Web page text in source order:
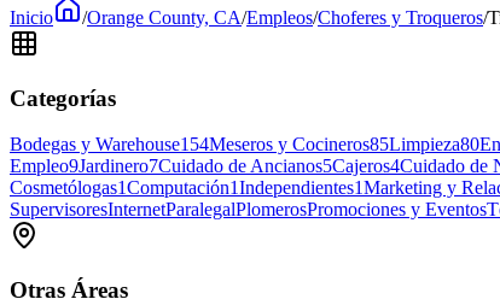
Inicio /Orange County, CA/Empleos/Choferes y Troqueros/
Categorías
Bodegas y Warehouse154Meseros y Cocineros85Limpieza80
Empleo9Jardinero7Cuidado de Ancianos5Cajeros4Cuidado de
Cosmetólogas1Computación1Independientes1Marketing y
SupervisoresInternetParalegalPlomerosPromociones y Eventos
Otras Áreas